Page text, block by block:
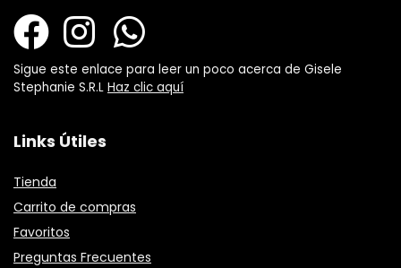
Sigue este enlace para leer un poco acerca de Gisele
Stephanie S.R.L Haz clic aquí
Links Útiles
Tienda
Carrito de compras
Favoritos
Preguntas Frecuentes